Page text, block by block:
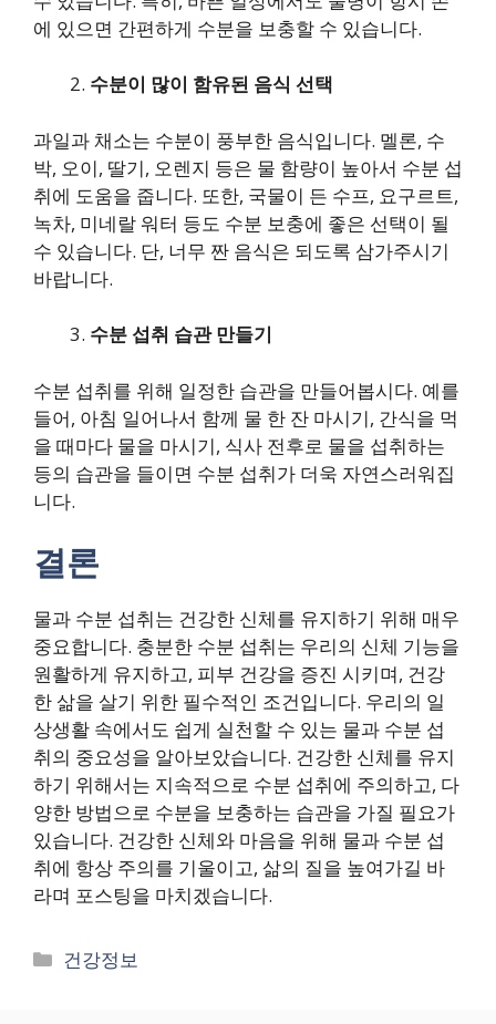
에 있으면 간편하게 수분을 보충할 수 있습니다.
수분이 많이 함유된 음식 선택
과일과 채소는 수분이 풍부한 음식입니다. 멜론, 수
박, 오이, 딸기, 오렌지 등은 물 함량이 높아서 수분 섭
취에 도움을 줍니다. 또한, 국물이 든 수프, 요구르트,
녹차, 미네랄 워터 등도 수분 보충에 좋은 선택이 될
수 있습니다. 단, 너무 짠 음식은 되도록 삼가주시기
바랍니다.
수분 섭취 습관 만들기
수분 섭취를 위해 일정한 습관을 만들어봅시다. 예를
들어, 아침 일어나서 함께 물 한 잔 마시기, 간식을 먹
을 때마다 물을 마시기, 식사 전후로 물을 섭취하는
등의 습관을 들이면 수분 섭취가 더욱 자연스러워집
니다.
결론
물과 수분 섭취는 건강한 신체를 유지하기 위해 매우
중요합니다. 충분한 수분 섭취는 우리의 신체 기능을
원활하게 유지하고, 피부 건강을 증진 시키며, 건강
한 삶을 살기 위한 필수적인 조건입니다. 우리의 일
상생활 속에서도 쉽게 실천할 수 있는 물과 수분 섭
취의 중요성을 알아보았습니다. 건강한 신체를 유지
하기 위해서는 지속적으로 수분 섭취에 주의하고, 다
양한 방법으로 수분을 보충하는 습관을 가질 필요가
있습니다. 건강한 신체와 마음을 위해 물과 수분 섭
취에 항상 주의를 기울이고, 삶의 질을 높여가길 바
라며 포스팅을 마치겠습니다.
Categories
건강정보